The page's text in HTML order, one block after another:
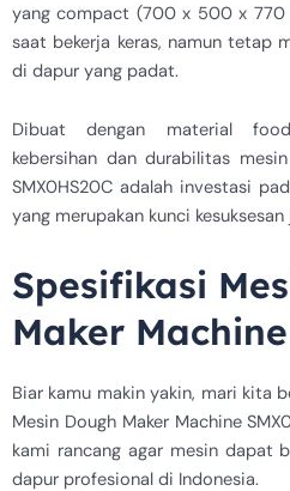
yang compact (700 x 500 x 770
saat bekerja keras, namun tetap
di dapur yang padat.
Dibuat dengan material
kebersihan dan durabilitas
SMX0HS20C adalah investasi
yang merupakan kunci
Spesifikasi
Maker
Biar kamu makin yakin, mari kita
Mesin Dough Maker Machine
kami rancang agar mesin dapat
dapur profesional di Indonesia.